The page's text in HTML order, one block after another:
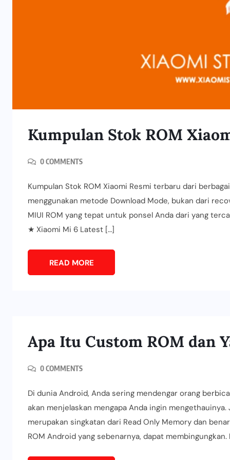
Kumpulan Stok ROM
0 COMMENTS
Kumpulan Stok ROM Xiaomi Resmi terbaru dari
menggunakan metode Download Mode, bukan dari
MIUI ROM yang tepat untuk ponsel Anda dari yang
★ Xiaomi Mi 6 Latest […]
READ MORE
Apa Itu Custom ROM dan
0 COMMENTS
Di dunia Android, Anda sering mendengar orang
akan menjelaskan mengapa Anda ingin
merupakan singkatan dari Read Only Memory dan
ROM Android yang sebenarnya, dapat